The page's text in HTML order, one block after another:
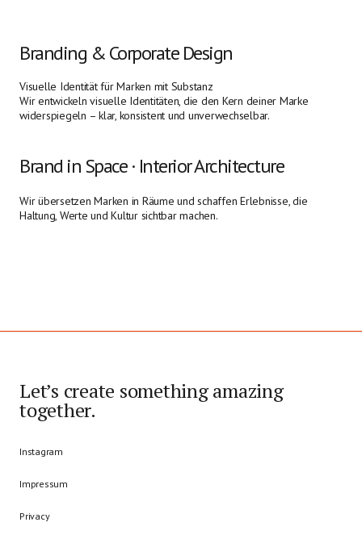
Branding & Corporate Design
Visuelle Identität für Marken mit Substanz
Wir entwickeln visuelle Identitäten, die den Kern deiner Marke
widerspiegeln – klar, konsistent und unverwechselbar.
Brand in Space · Interior Architecture
Wir übersetzen Marken in Räume und schaffen Erlebnisse, die
Haltung, Werte und Kultur sichtbar machen.
Let’s create something amazing
together.
Instagram
Impressum
Privacy